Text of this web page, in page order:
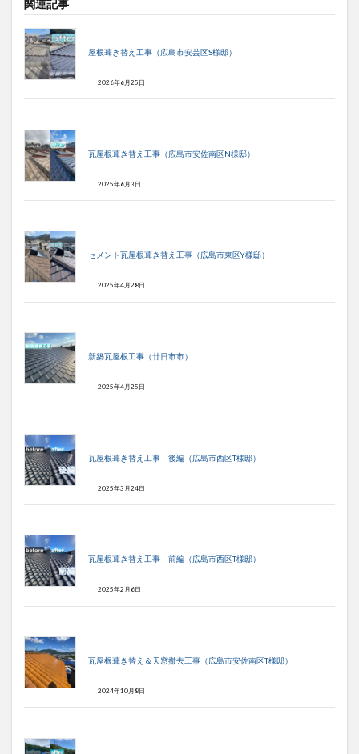
関連記事
屋根葺き替え工事（広島市安芸区S様邸）
2026年6月25日
瓦屋根葺き替え工事（広島市安佐南区N様邸）
2025年6月3日
セメント瓦屋根葺き替え工事（広島市東区Y様邸）
2025年4月28日
新築瓦屋根工事（廿日市市）
2025年4月25日
瓦屋根葺き替え工事 後編（広島市西区T様邸）
2025年3月24日
瓦屋根葺き替え工事 前編（広島市西区T様邸）
2025年2月6日
瓦屋根葺き替え＆天窓撤去工事（広島市安佐南区T様邸）
2024年10月8日